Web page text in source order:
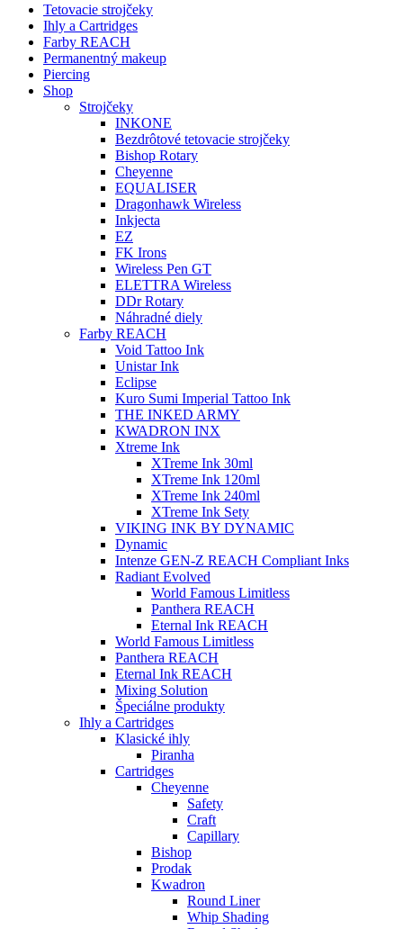
Tetovacie strojčeky
Ihly a Cartridges
Farby REACH
Permanentný makeup
Piercing
Shop
Strojčeky
INKONE
Bezdrôtové tetovacie strojčeky
Bishop Rotary
Cheyenne
EQUALISER
Dragonhawk Wireless
Inkjecta
EZ
FK Irons
Wireless Pen GT
ELETTRA Wireless
DDr Rotary
Náhradné diely
Farby REACH
Void Tattoo Ink
Unistar Ink
Eclipse
Kuro Sumi Imperial Tattoo Ink
THE INKED ARMY
KWADRON INX
Xtreme Ink
XTreme Ink 30ml
XTreme Ink 120ml
XTreme Ink 240ml
XTreme Ink Sety
VIKING INK BY DYNAMIC
Dynamic
Intenze GEN-Z REACH Compliant Inks
Radiant Evolved
World Famous Limitless
Panthera REACH
Eternal Ink REACH
World Famous Limitless
Panthera REACH
Eternal Ink REACH
Mixing Solution
Špeciálne produkty
Ihly a Cartridges
Klasické ihly
Piranha
Cartridges
Cheyenne
Safety
Craft
Capillary
Bishop
Prodak
Kwadron
Round Liner
Whip Shading